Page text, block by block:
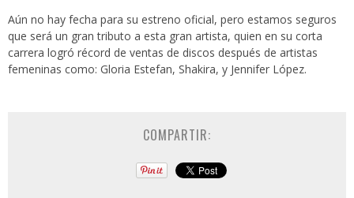
Aún no hay fecha para su estreno oficial, pero estamos seguros
que será un gran tributo a esta gran artista, quien en su corta
carrera logró récord de ventas de discos después de artistas
femeninas como: Gloria Estefan, Shakira, y Jennifer López.
COMPARTIR: